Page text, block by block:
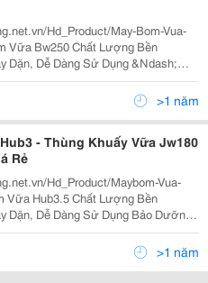
Hd_Product/May-Bom-Vua-
Dặn, Dễ Dàng Sử Dụng &Ndash;
Bảo Trì, Giá Cả Hợp Lý Và Đạt
Công Việc. Máy Bơm Vữa 3 Piston
>1 năm
- Thùng Khuấy Vữa Jw180
Rẻ
Hd_Product/Maybom-Vua-
Dặn, Dễ Dàng Sử Dụng Bảo Dưỡng
Cả Hợp Lý Và Đạt Hiệu Quả Cao
Máy Bơm Vữa Hub3.5 Chuyên Dùng
>1 năm